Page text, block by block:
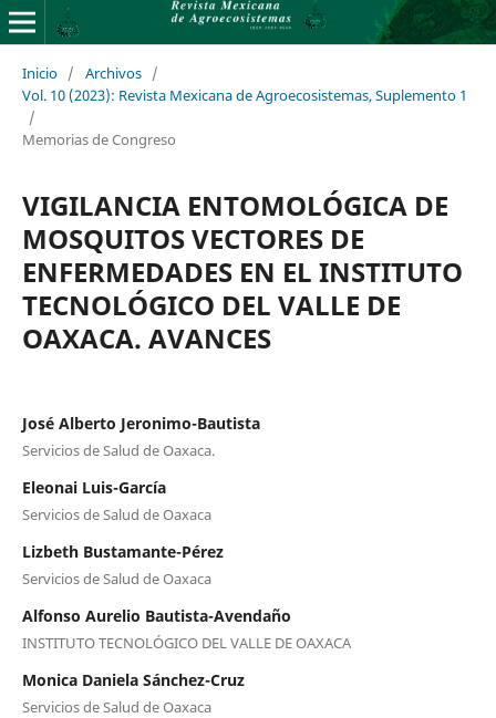
Inicio / Archivos /
Vol. 10 (2023): Revista Mexicana de Agroecosistemas, Suplemento 1
/
Memorias de Congreso
VIGILANCIA ENTOMOLÓGICA DE
MOSQUITOS VECTORES DE
ENFERMEDADES EN EL INSTITUTO
TECNOLÓGICO DEL VALLE DE
OAXACA. AVANCES
José Alberto Jeronimo-Bautista
Servicios de Salud de Oaxaca.
Eleonai Luis-García
Servicios de Salud de Oaxaca
Lizbeth Bustamante-Pérez
Servicios de Salud de Oaxaca
Alfonso Aurelio Bautista-Avendaño
INSTITUTO TECNOLÓGICO DEL VALLE DE OAXACA
Monica Daniela Sánchez-Cruz
Servicios de Salud de Oaxaca